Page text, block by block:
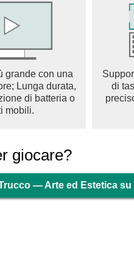
occhi o arte del viso intero!
e sperimentare con la moda,
è stata realizzata per
viso completo con il nostro
grande con una
Lunga durata,
di batteria o
mobili.
di
giocare?
— Arte ed Estetica su